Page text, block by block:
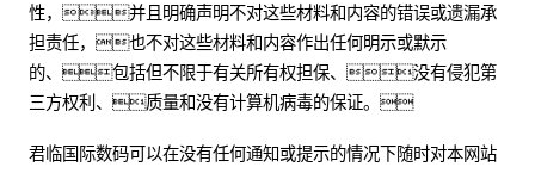
性，并且明确声明不对这些材料和内容的错误或遗漏承
担责任，也不对这些材料和内容作出任何明示或默示
的、包括但不限于有关所有权担保、没有侵犯第
三方权利、质量和没有计算机病毒的保证。
君临国际数码可以在没有任何通知或提示的情况下随时对本网站